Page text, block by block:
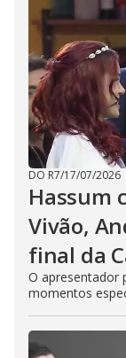
DO R7/17/07/2026
Hassum
Vivão,
final da
O apresentador
momentos